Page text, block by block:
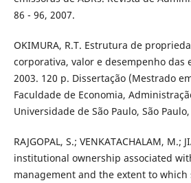
86 - 96, 2007.
OKIMURA, R.T. Estrutura de
corporativa, valor e desempenho das
2003. 120 p. Dissertação (Mestrado
Faculdade de Economia,
Universidade de São Paulo, São
RAJGOPAL, S.; VENKATACHALAM, M.;
institutional ownership associated
management and the extent to